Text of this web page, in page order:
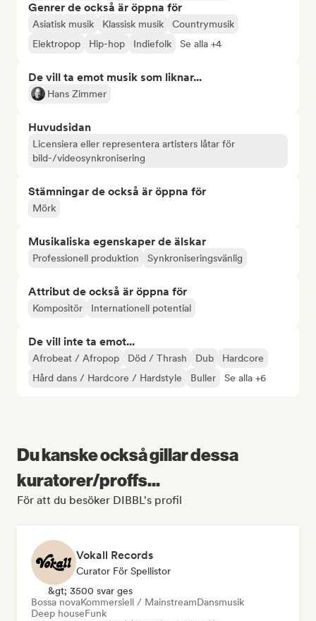
Genrer de också är öppna för
Asiatisk musik Klassisk musik
Countrymusik
Elektropop
Hip-hop Indiefolk Se alla +4
De vill ta emot musik som liknar...
Hans Zimmer
Huvudsidan
Licensiera eller representera artisters låtar för
bild-/videosynkronisering
Stämningar de också är öppna för
Mörk
Musikaliska egenskaper de älskar
Professionell produktion Synkroniseringsvänlig
Attribut de också är öppna för
Kompositör Internationell potential
De vill inte ta emot...
Afrobeat / Afropop Död / Thrash Dub
Hardcore
Hård dans / Hardcore / Hardstyle
Buller Se alla +6
Du kanske också gillar dessa
kuratorer/proffs...
För att du besöker DIBBL's profil
Vokall Records
Curator För Spellistor
&gt; 3500 svar ges
Bossa novaKommersiell / MainstreamDansmusik
Deep houseFunk